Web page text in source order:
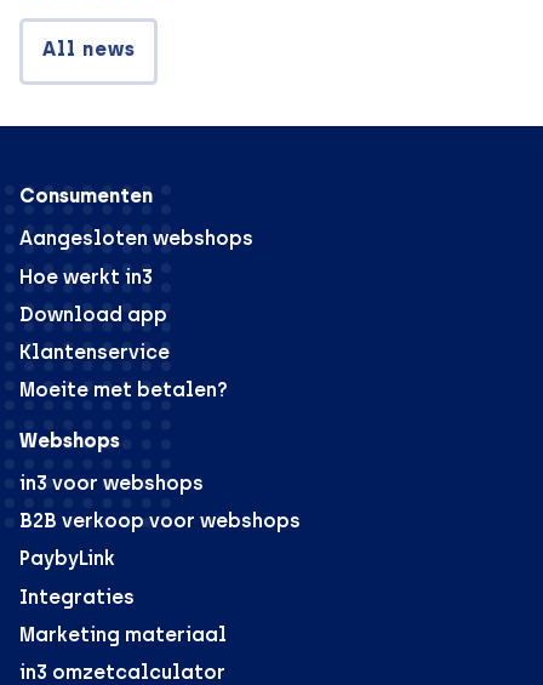
All news
Consumenten
Aangesloten webshops
Hoe werkt in3
Download app
Klantenservice
Moeite met betalen?
Webshops
in3 voor webshops
B2B verkoop voor webshops
PaybyLink
Integraties
Marketing materiaal
in3 omzetcalculator